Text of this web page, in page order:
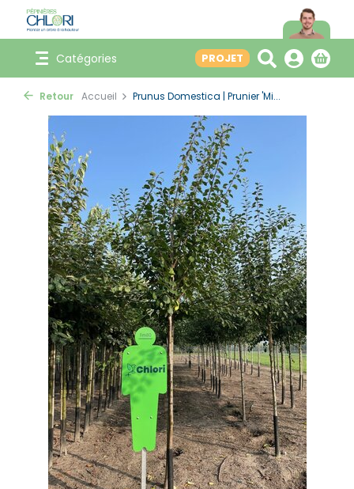
Catégories PROJET
Retour Accueil Prunus Domestica | Prunier 'Mi...